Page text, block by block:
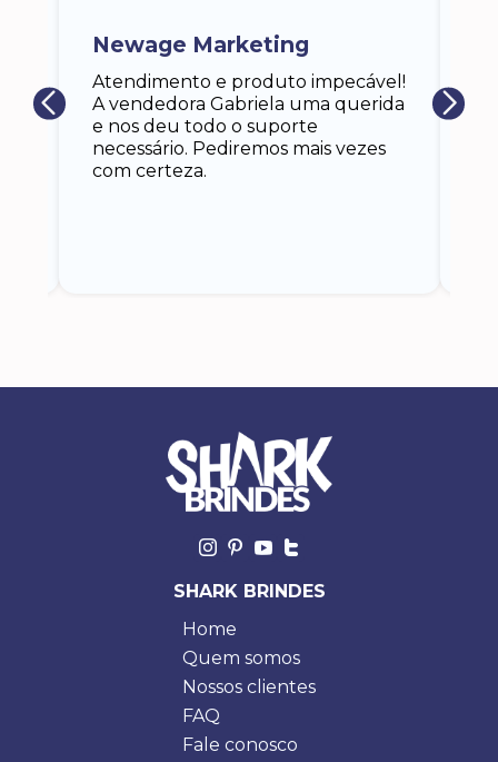
Atendimento e produto impecável!
A vendedora Gabriela uma querida
e nos deu todo o suporte
necessário. Pediremos mais vezes
com certeza.
Newage Marketing
SHARK BRINDES
Home
Quem somos
Nossos clientes
FAQ
Fale conosco